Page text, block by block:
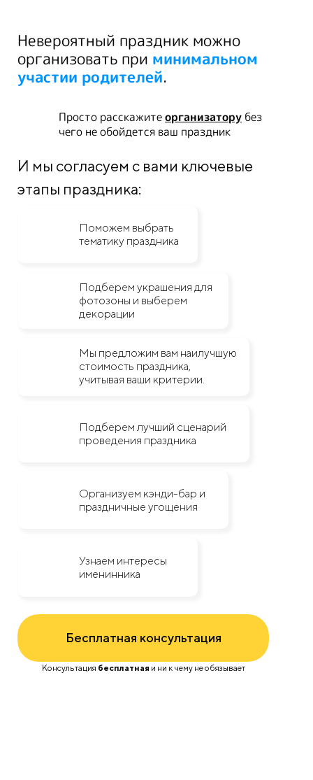
Бесплатная консультация
Мы предложим вам наилучшую
стоимость праздника,
учитывая ваши критерии.
Подберем лучший сценарий
проведения праздника
Узнаем интересы
именинника
Организуем кэнди-бар и
праздничные угощения
Подберем украшения для
фотозоны и выберем
декорации
Поможем выбрать
тематику праздника
Просто расскажитеорганизатору без
чего не обойдется ваш праздник
Консультация бесплатная и ни к чему не обязывает
И мы согласуем с вами ключевые
этапы праздника:
Невероятный праздник можно
организовать при минимальном
участии родителей.